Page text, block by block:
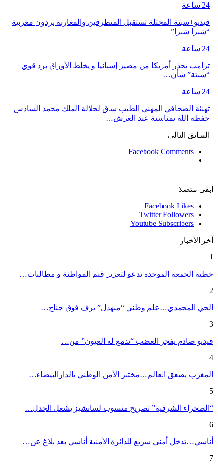
24 ساعة
فيديو+سبتة المحتلة تستقبل المتطرفين والمغاربة يردون مغربية
“شبرا شبرا”
24 ساعة
ترامب يحذر أمريكا من مصير إسبانيا و يخلط الأوراق برد قوي
“سبتة” شأن…
24 ساعة
تهنئة الصحافي المهني الطيب ساق لجلالة الملك محمد السادس
حفظه الله بمناسبة عيد العرش…
السابق التالي
Facebook Comments
ابقى متصلا
Facebook Likes
Twitter Followers
Youtube Subscribers
آخر الأخبار
1
خطبة الجمعة الموحدة تدعو لتعزيز قيم المواطنة و مطالبات…
2
الحي المحمدي…علم وطني “مبهدل” يرف فوق جناح…
3
فيديو صادم يفجر الغضب “تدمع له العيون” من…
4
المغرب يصعق العالم…مختبر الأمن الوطني بالدارالبيضاء…
5
“الصحراء الشرقية” تصريح منسوب لسانشيز يشعل الجدل…
6
أناسي…تدخل أمني سريع للدائرة الأمنية أناسي بعد بلاغ عن…
7